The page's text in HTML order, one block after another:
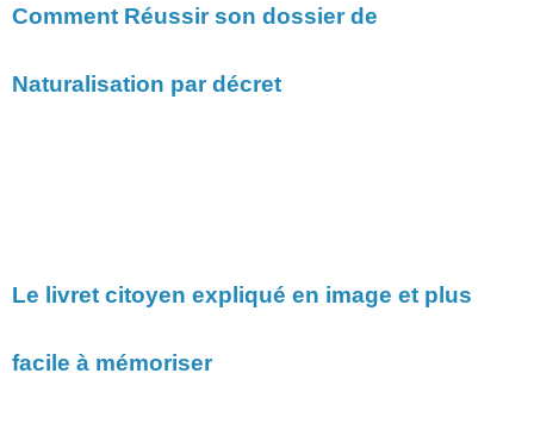
Comment Réussir son dossier de
Naturalisation par décret
Le livret citoyen expliqué en image et plus
facile à mémoriser